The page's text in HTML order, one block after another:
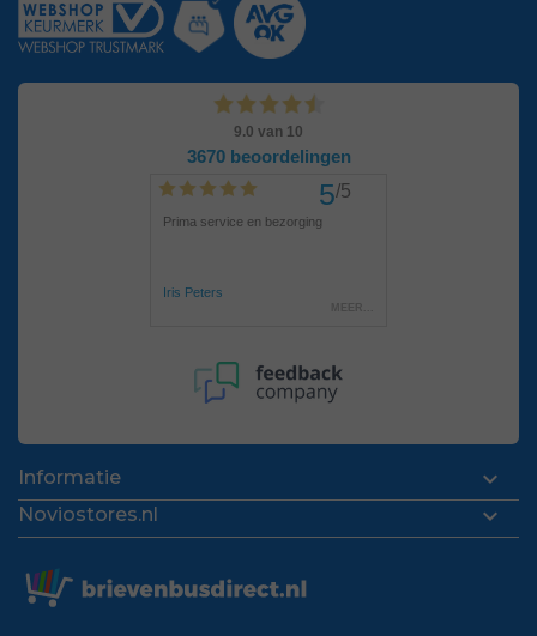
Informatie 
Noviostores.nl 